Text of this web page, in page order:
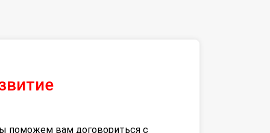
поможем вам договориться с